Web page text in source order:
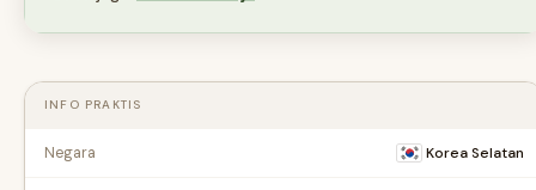
INFO PRAKTIS
Negara Korea Selatan